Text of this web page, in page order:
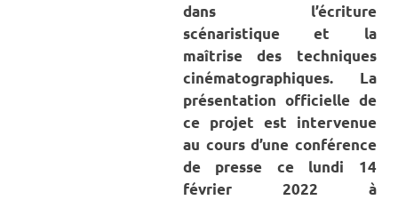
dans l’écriture
scénaristique et la
maîtrise des techniques
cinématographiques. La
présentation officielle de
ce projet est intervenue
au cours d’une conférence
de presse ce lundi 14
février 2022 à